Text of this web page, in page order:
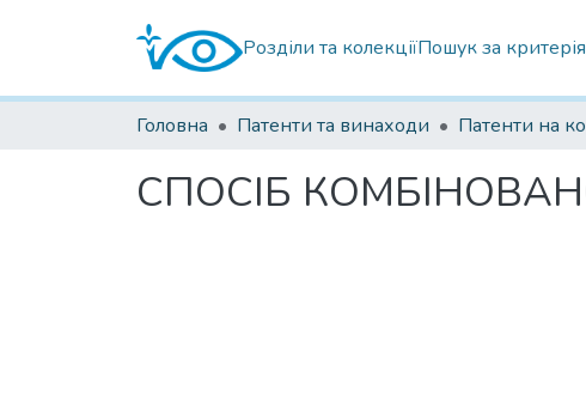
Розділи та колекціїПошук за
Головна Патенти та винаходи
СПОСІБ